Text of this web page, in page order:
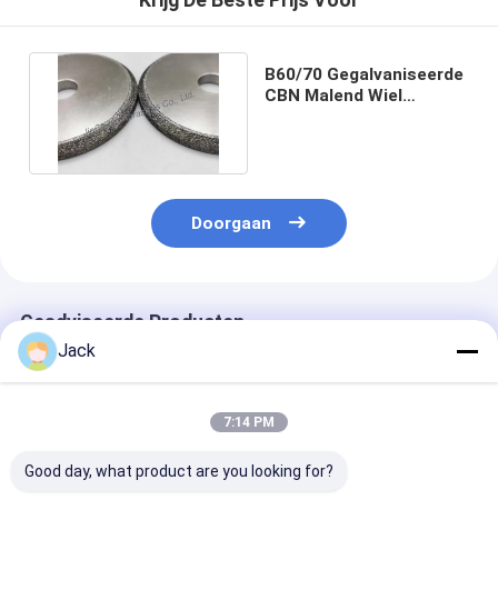
B60/70 Gegalvaniseerde
CBN Malend Wiel
Doorgaan
Geadviseerde Producten
Jack
7:14 PM
Good day, what product are you looking for?